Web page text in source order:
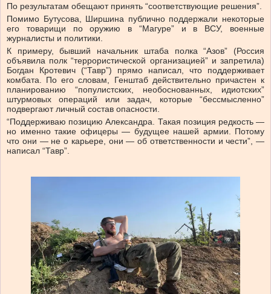
По результатам обещают принять “соответствующие решения”.
Помимо Бутусова, Ширшина публично поддержали некоторые
его товарищи по оружию в “Магуре” и в ВСУ, военные
журналисты и политики.
К примеру, бывший начальник штаба полка “Азов” (Россия
объявила полк “террористической организацией” и запретила)
Богдан Кротевич (“Тавр”) прямо написал, что поддерживает
комбата. По его словам, Генштаб действительно причастен к
планированию “популистских, необоснованных, идиотских”
штурмовых операций или задач, которые “бессмысленно”
подвергают личный состав опасности.
“Поддерживаю позицию Александра. Такая позиция редкость —
но именно такие офицеры — будущее нашей армии. Потому
что они — не о карьере, они — об ответственности и чести”, —
написал “Тавр”.